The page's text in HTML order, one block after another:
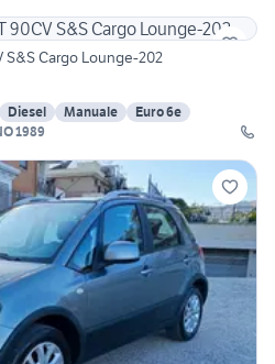
S&S Cargo Lounge-202
Diesel Manuale
Euro 6e
1989